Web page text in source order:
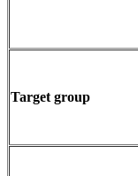
Target group